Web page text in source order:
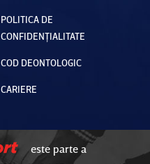
POLITICA DE
CONFIDENȚIALITATE
COD DEONTOLOGIC
CARIERE
este parte a